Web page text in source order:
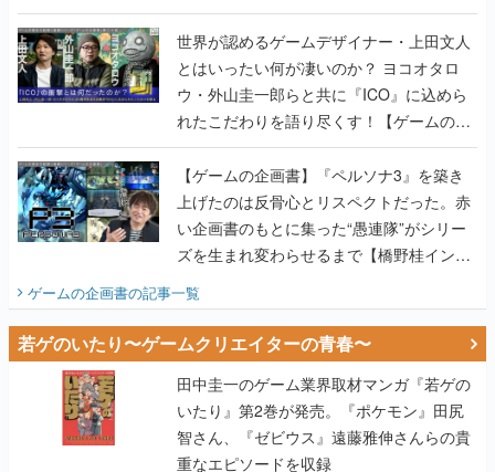
世界が認めるゲームデザイナー・上田文人
とはいったい何が凄いのか？ ヨコオタロ
ウ・外山圭一郎らと共に『ICO』に込めら
れたこだわりを語り尽くす！【ゲームの企
画書】
【ゲームの企画書】『ペルソナ3』を築き
上げたのは反骨心とリスペクトだった。赤
い企画書のもとに集った“愚連隊”がシリー
ズを生まれ変わらせるまで【橋野桂インタ
ビュー】
ゲームの企画書の記事一覧
若ゲのいたり〜ゲームクリエイターの青春〜
田中圭一のゲーム業界取材マンガ『若ゲの
いたり』第2巻が発売。『ポケモン』田尻
智さん、『ゼビウス』遠藤雅伸さんらの貴
重なエピソードを収録